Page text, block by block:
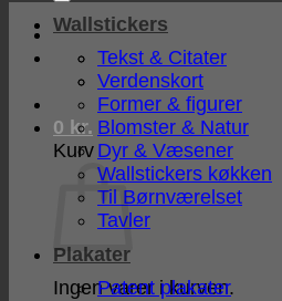
0 kr.
Kurv
Ingen varer i kurven.
Wallstickers
Tekst & Citater
Verdenskort
Former & figurer
Blomster & Natur
Dyr & Væsener
Wallstickers køkken
Til Børnværelset
Tavler
Plakater
Patent plakater